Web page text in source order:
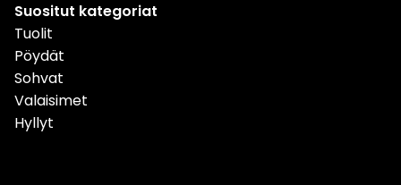
Suositut kategoriat
Tuolit
Pöydät
Sohvat
Valaisimet
Hyllyt